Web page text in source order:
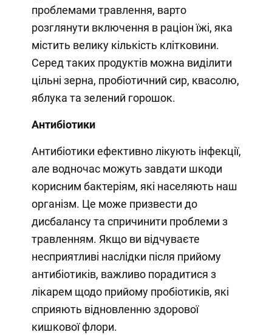
проблемами травлення, варто
розглянути включення в раціон їжі, яка
містить велику кількість клітковини.
Серед таких продуктів можна виділити
цільні зерна, пробіотичний сир, квасолю,
яблука та зелений горошок.
Антибіотики
Антибіотики ефективно лікують інфекції,
але водночас можуть завдати шкоди
корисним бактеріям, які населяють наш
організм. Це може призвести до
дисбалансу та спричинити проблеми з
травленням. Якщо ви відчуваєте
несприятливі наслідки після прийому
антибіотиків, важливо порадитися з
лікарем щодо прийому пробіотиків, які
сприяють відновленню здорової
кишкової флори.